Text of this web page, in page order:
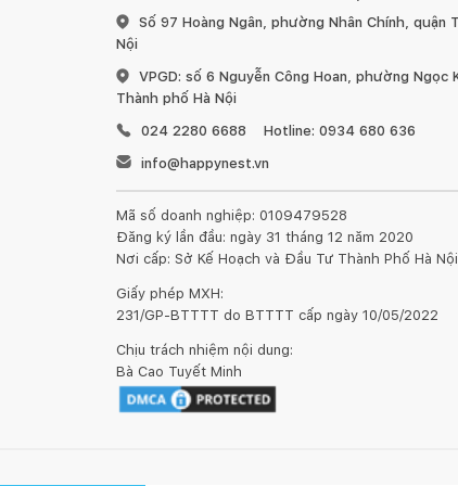
Đối với đồ nội thất làm từ gỗ, chúng tôi
Đồ nội thất bằng gỗ sẽ có sự khác nhau về
đến chất lượng và tính thẩm mỹ của sản phẩm.
Số 97 Hoàng Ngân, phường Nhân Chính, quận
Nội
VPGD: số 6 Nguyễn Công Hoan, phường Ngọc
Thành phố Hà Nội
024 2280 6688
Hotline: 0934 680 636
info@happynest.vn
Mã số doanh nghiệp: 0109479528
Đăng ký lần đầu: ngày 31 tháng 12 năm 2020
Nơi cấp: Sở Kế Hoạch và Đầu Tư Thành Phố Hà Nội
Giấy phép MXH:
231/GP-BTTTT do BTTTT cấp ngày 10/05/2022
Chịu trách nhiệm nội dung:
Bà Cao Tuyết Minh